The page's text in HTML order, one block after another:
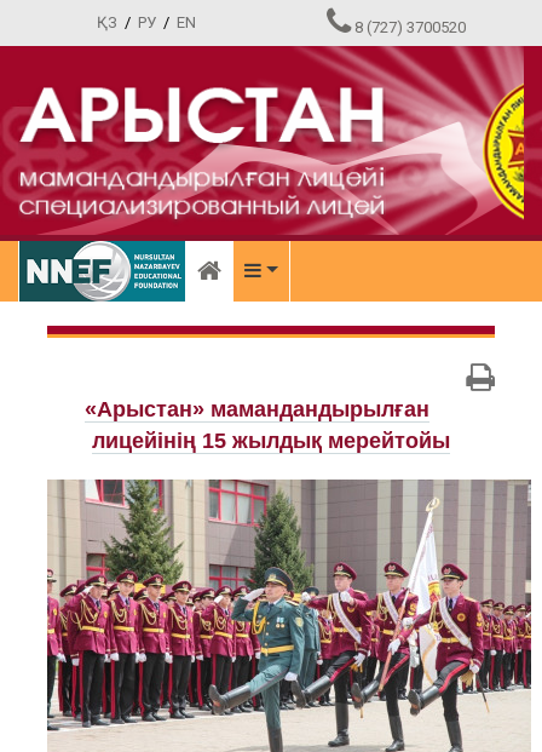
ҚЗ / РУ/ EN 8 (727) 3700520
«Арыстан» мамандандырылған
лицейінің 15 жылдық мерейтойы